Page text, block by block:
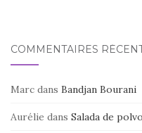
COMMENTAIRES
Marc dans Bandjan Bourani
Aurélie dans Salada de polvo